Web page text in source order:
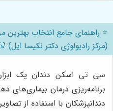
⭐️ راهنمای جامع انتخاب
(مرکز رادیولوژی دکتر نکیسا ایل)
سی تی اسکن دندان یک
برنامه‌ریزی درمان
دندانپزشکان با استفاده از